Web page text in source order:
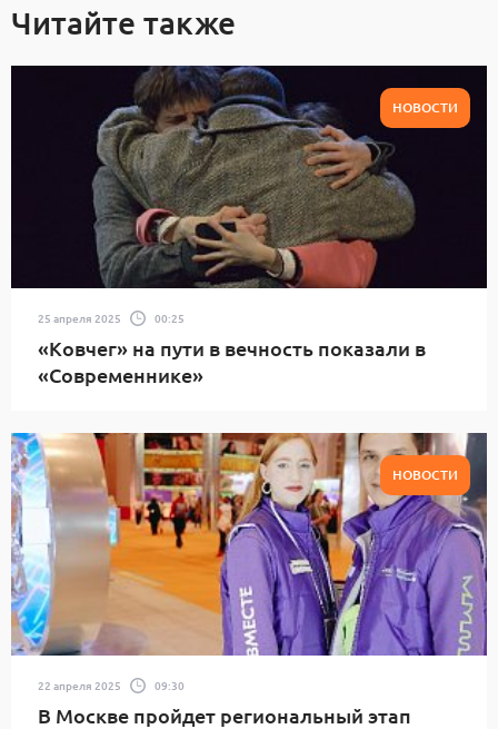
Читайте также
НОВОСТИ
25 апреля 2025 00:25
«Ковчег» на пути в вечность показали в
«Современнике»
НОВОСТИ
22 апреля 2025 09:30
В Москве пройдет региональный этап